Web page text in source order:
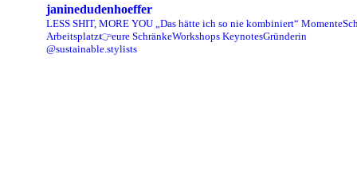
janinedudenhoeffer
LESS SHIT, MORE YOU „Das hätte ich so nie kombiniert“ Momente
Arbeitsplatz👉eure SchränkeWorkshops KeynotesGründerin
@sustainable.stylists